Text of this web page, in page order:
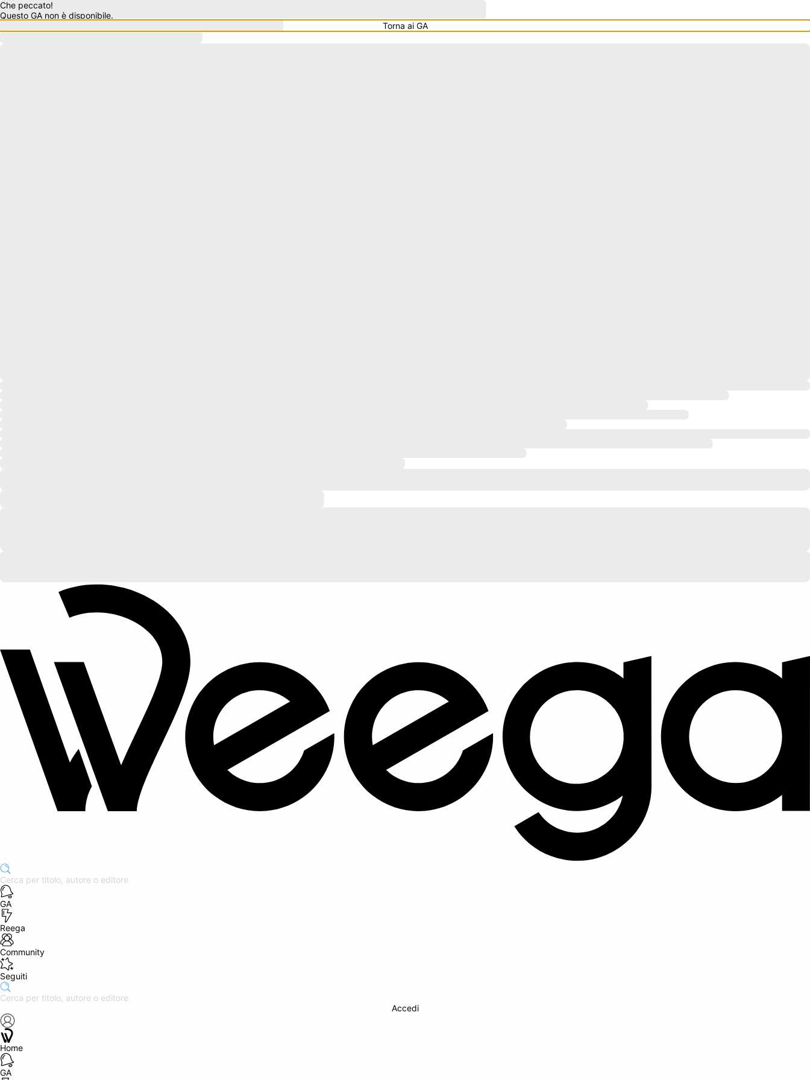
GA
Reega
Community
Seguiti
Accedi
Home
GA
Che peccato!
Questo GA non è disponibile.
Torna ai GA